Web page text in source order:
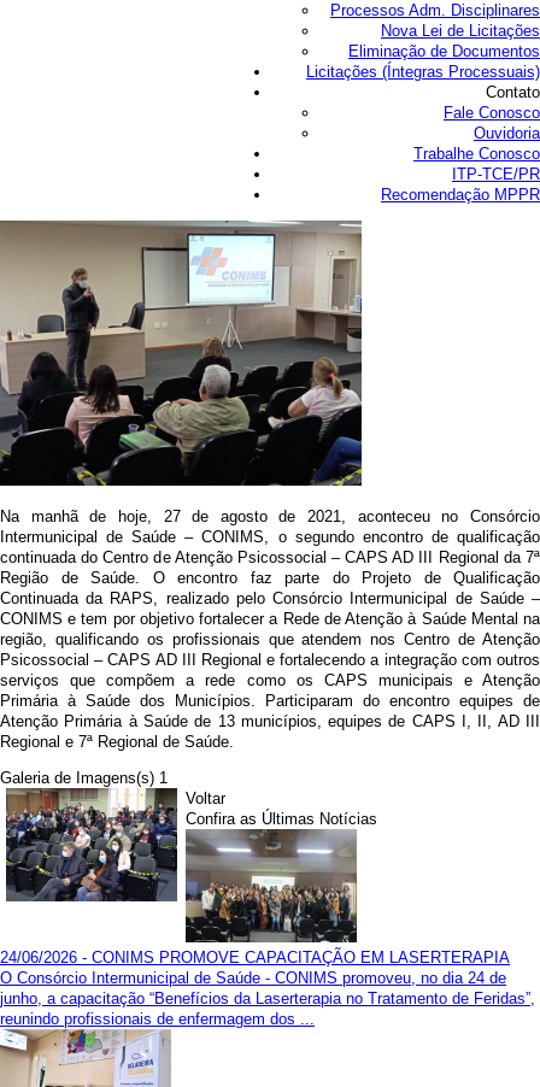
Processos Adm. Disciplinares
Nova Lei de Licitações
Eliminação de Documentos
Licitações (Íntegras Processuais)
Contato
Fale Conosco
Ouvidoria
Trabalhe Conosco
ITP-TCE/PR
Recomendação MPPR
Na manhã de hoje, 27 de agosto de 2021, aconteceu no Consórcio
Intermunicipal de Saúde – CONIMS, o segundo encontro de qualificação
continuada do Centro de Atenção Psicossocial – CAPS AD III Regional da 7ª
Região de Saúde. O encontro faz parte do Projeto de Qualificação
Continuada da RAPS, realizado pelo Consórcio Intermunicipal de Saúde –
CONIMS e tem por objetivo fortalecer a Rede de Atenção à Saúde Mental na
região, qualificando os profissionais que atendem nos Centro de Atenção
Psicossocial – CAPS AD III Regional e fortalecendo a integração com outros
serviços que compõem a rede como os CAPS municipais e Atenção
Primária à Saúde dos Municípios. Participaram do encontro equipes de
Atenção Primária à Saúde de 13 municípios, equipes de CAPS I, II, AD III
Regional e 7ª Regional de Saúde.
Galeria de Imagens(s) 1
Voltar
Confira as Últimas Notícias
24/06/2026 - CONIMS PROMOVE CAPACITAÇÃO EM LASERTERAPIA
O Consórcio Intermunicipal de Saúde - CONIMS promoveu, no dia 24 de
junho, a capacitação “Benefícios da Laserterapia no Tratamento de Feridas”,
reunindo profissionais de enfermagem dos ...